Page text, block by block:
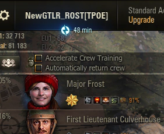
– технику для жизни